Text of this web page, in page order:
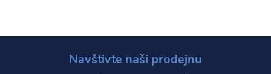
Navštivte naši prodejnu